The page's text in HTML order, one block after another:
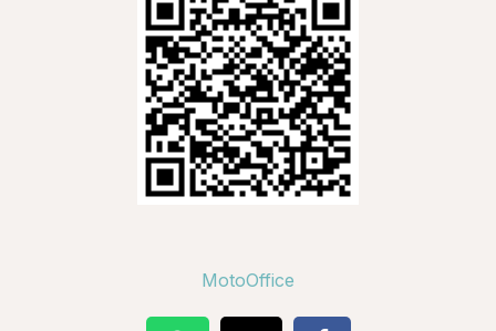
MotoOffice